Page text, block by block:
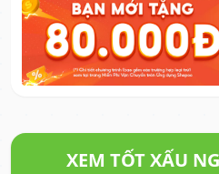
XEM TỐT XẤU